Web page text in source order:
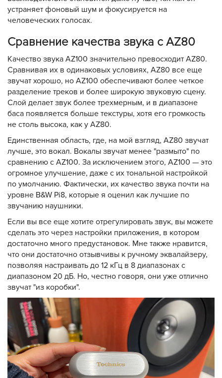
устраняет фоновый шум и фокусируется на
человеческих голосах.
Сравнение качества звука с AZ80
Качество звука AZ100 значительно превосходит AZ80.
Сравнивая их в одинаковых условиях, AZ80 все еще
звучат хорошо, но AZ100 обеспечивают более четкое
разделение треков и более широкую звуковую сцену.
Слой делает звук более трехмерным, и в диапазоне
баса появляется больше текстуры, хотя его громкость
не столь высока, как у AZ80.
Единственная область, где, на мой взгляд, AZ80 звучат
лучше, это вокал. Вокалы звучат менее "размыто" по
сравнению с AZ100. За исключением этого, AZ100 — это
огромное улучшение, даже с их тональной настройкой
по умолчанию. Фактически, их качество звука почти на
уровне B&W Pi8, которые я оценил как лучшие по
звучанию наушники.
Если вы все еще хотите отрегулировать звук, вы можете
сделать это через настройки приложения, в котором
достаточно много предустановок. Мне также нравится,
что они достаточно отзывчивы к ручному эквалайзеру,
позволяя настраивать до 12 кГц в 8 диапазонах с
диапазоном 20 дБ. Но, честно говоря, они уже отлично
звучат "из коробки".